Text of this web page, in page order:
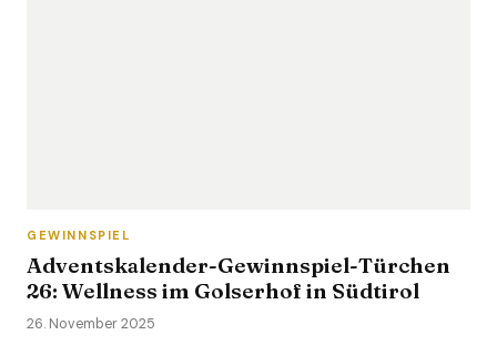
GEWINNSPIEL
Adventskalender-Gewinnspiel-Türchen
26: Wellness im Golserhof in Südtirol
26. November 2025